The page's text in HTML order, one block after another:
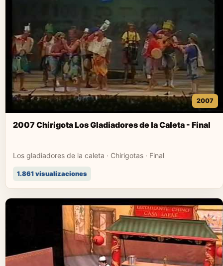
2007
2007 Chirigota Los Gladiadores de la Caleta - Final
Los gladiadores de la caleta · Chirigotas · Final
1.861 visualizaciones